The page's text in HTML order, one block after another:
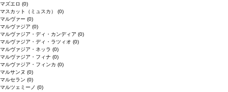
マズエロ (0)
マスカット（ミュスカ） (0)
マルヴァー (0)
マルヴァジア (0)
マルヴァジア・ディ・カンディア (0)
マルヴァジア・ディ・ラツィオ (0)
マルヴァジア・ネッラ (0)
マルヴァジア・フィナ (0)
マルヴァジア・フィンカ (0)
マルサンヌ (0)
マルセラン (0)
マルツェミーノ (0)